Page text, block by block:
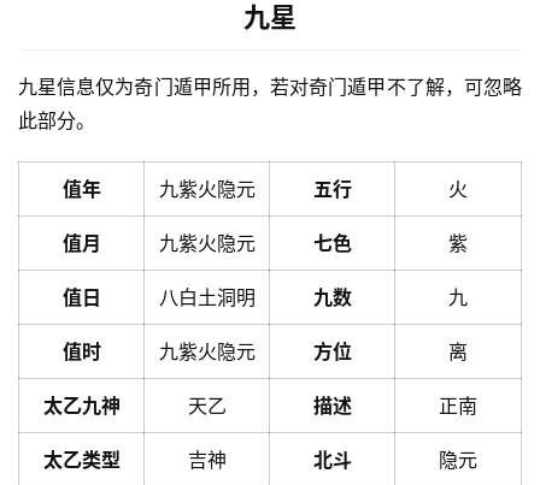
九星
九星信息仅为奇门遁甲所用，若对奇门遁甲不了解，可忽略
此部分。
值年 九紫火隐元 五行 火
值月 九紫火隐元 七色 紫
值日 八白土洞明 九数 九
值时 九紫火隐元 方位 离
太乙九神 天乙 描述 正南
太乙类型 吉神 北斗 隐元